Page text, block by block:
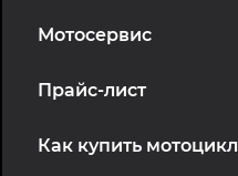
Мотосервис
Прайс-лист
Как купить мотоцикл